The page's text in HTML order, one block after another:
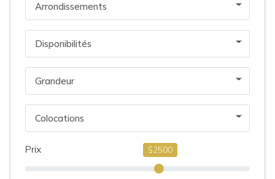
Arrondissements
Disponibilités
Grandeur
Colocations
Prix $2500